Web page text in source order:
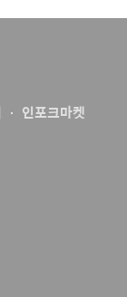
인포크마켓